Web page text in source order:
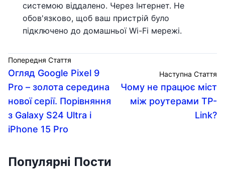
системою віддалено. Через Інтернет. Не
обов'язково, щоб ваш пристрій було
підключено до домашньої Wi-Fi мережі.
Попередня Стаття
Огляд Google Pixel 9
Pro – золота середина
нової серії. Порівняння
з Galaxy S24 Ultra і
iPhone 15 Pro
Наступна Стаття
Чому не працює міст
між роутерами TP-
Link?
Популярні Пости